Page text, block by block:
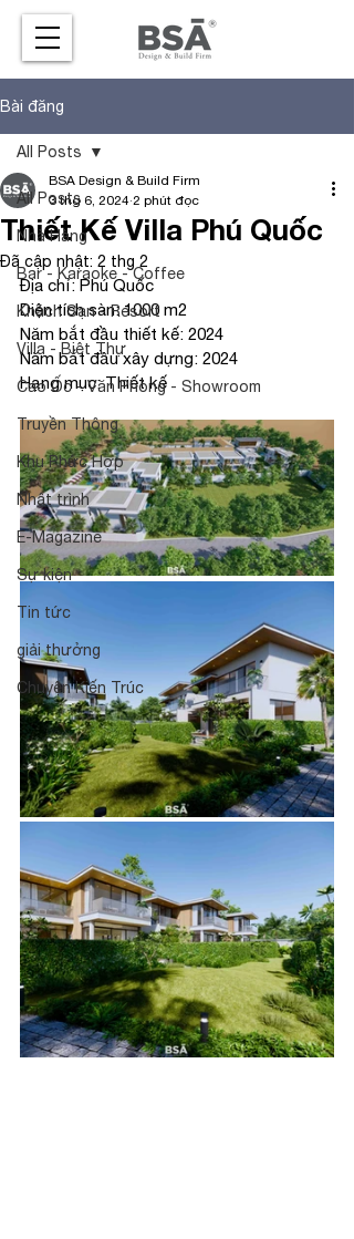
Bài đăng
All Posts
Nhà Hàng
Bar - Karaoke - Coffee
Khách Sạn - Resort
Villa - Biệt Thự
Cao Ốc - Văn Phòng - Showroom
Truyền Thông
Khu Phức Hợp
Nhật trình
E-Magazine
Sự kiện
Tin tức
giải thưởng
Chuyện Kiến Trúc
All Posts
Thiết Kế Villa Phú Quốc
BSA Design & Build Firm
3 thg 6, 2024 2 phút đọc
Đã cập nhật: 2 thg 2
Địa chỉ: Phú Quốc
Diện tích sàn: 1000 m2
Năm bắt đầu thiết kế: 2024
Năm bắt đầu xây dựng: 2024
Hạng mục: Thiết kế